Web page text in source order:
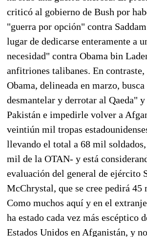
criticó al gobierno de Bush por
"guerra por opción" contra
lugar de dedicarse enteramente a
necesidad" contra Obama bin
anfitriones talibanes. En
Obama, delineada en marzo,
desmantelar y derrotar al Qaeda"
Pakistán e impedirle volver a
veintiún mil tropas
llevando el total a 68 mil
mil de la OTAN- y está
evaluación del general de ejército
McChrystal, que se cree pedirá 45
Como muchos aquí y en el
ha estado cada vez más escéptico
Estados Unidos en Afganistán, y